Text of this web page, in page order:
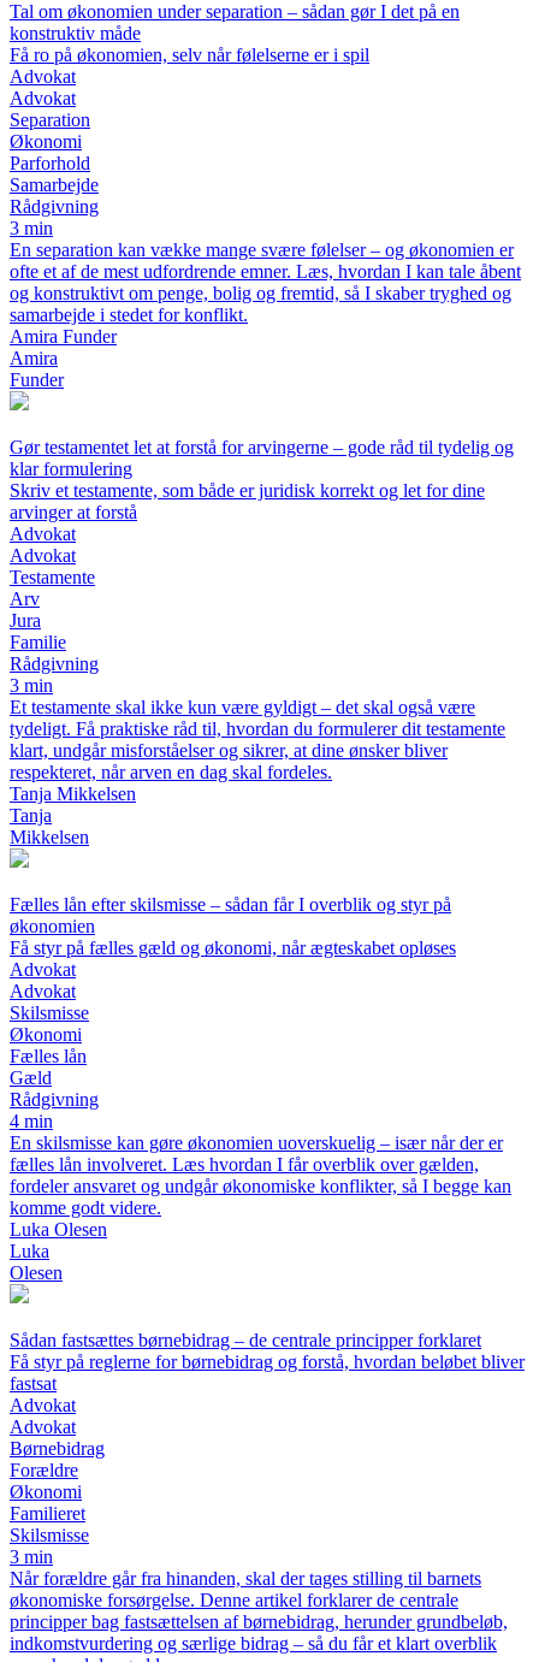
Tal om økonomien under separation – sådan gør I det på en
konstruktiv måde
Få ro på økonomien, selv når følelserne er i spil
Advokat
Advokat
Separation
Økonomi
Parforhold
Samarbejde
Rådgivning
3 min
En separation kan vække mange svære følelser – og økonomien er
ofte et af de mest udfordrende emner. Læs, hvordan I kan tale åbent
og konstruktivt om penge, bolig og fremtid, så I skaber tryghed og
samarbejde i stedet for konflikt.
Amira Funder
Amira
Funder
Gør testamentet let at forstå for arvingerne – gode råd til tydelig og
klar formulering
Skriv et testamente, som både er juridisk korrekt og let for dine
arvinger at forstå
Advokat
Advokat
Testamente
Arv
Jura
Familie
Rådgivning
3 min
Et testamente skal ikke kun være gyldigt – det skal også være
tydeligt. Få praktiske råd til, hvordan du formulerer dit testamente
klart, undgår misforståelser og sikrer, at dine ønsker bliver
respekteret, når arven en dag skal fordeles.
Tanja Mikkelsen
Tanja
Mikkelsen
Fælles lån efter skilsmisse – sådan får I overblik og styr på
økonomien
Få styr på fælles gæld og økonomi, når ægteskabet opløses
Advokat
Advokat
Skilsmisse
Økonomi
Fælles lån
Gæld
Rådgivning
4 min
En skilsmisse kan gøre økonomien uoverskuelig – især når der er
fælles lån involveret. Læs hvordan I får overblik over gælden,
fordeler ansvaret og undgår økonomiske konflikter, så I begge kan
komme godt videre.
Luka Olesen
Luka
Olesen
Sådan fastsættes børnebidrag – de centrale principper forklaret
Få styr på reglerne for børnebidrag og forstå, hvordan beløbet bliver
fastsat
Advokat
Advokat
Børnebidrag
Forældre
Økonomi
Familieret
Skilsmisse
3 min
Når forældre går fra hinanden, skal der tages stilling til barnets
økonomiske forsørgelse. Denne artikel forklarer de centrale
principper bag fastsættelsen af børnebidrag, herunder grundbeløb,
indkomstvurdering og særlige bidrag – så du får et klart overblik